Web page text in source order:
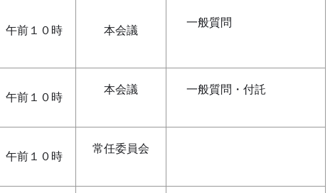
午前１０時 本会議
一般質問
午前１０時
本会議 一般質問・付託
午前１０時
常任委員会